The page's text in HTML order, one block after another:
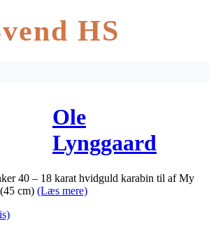
HS
Ole
Lynggaard
Collier design
CL anker 40 –
40 – 18 karat hvidguld karabin til af My
cm) (Læs mere)